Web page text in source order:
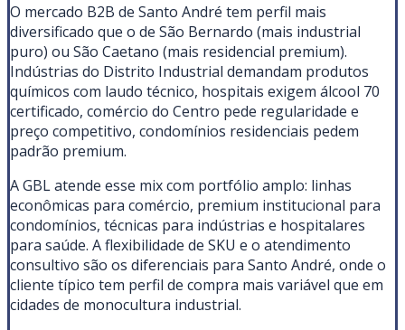
O mercado B2B de Santo André tem perfil mais
diversificado que o de São Bernardo (mais industrial
puro) ou São Caetano (mais residencial premium).
Indústrias do Distrito Industrial demandam produtos
químicos com laudo técnico, hospitais exigem álcool 70
certificado, comércio do Centro pede regularidade e
preço competitivo, condomínios residenciais pedem
padrão premium.
A GBL atende esse mix com portfólio amplo: linhas
econômicas para comércio, premium institucional para
condomínios, técnicas para indústrias e hospitalares
para saúde. A flexibilidade de SKU e o atendimento
consultivo são os diferenciais para Santo André, onde o
cliente típico tem perfil de compra mais variável que em
cidades de monocultura industrial.